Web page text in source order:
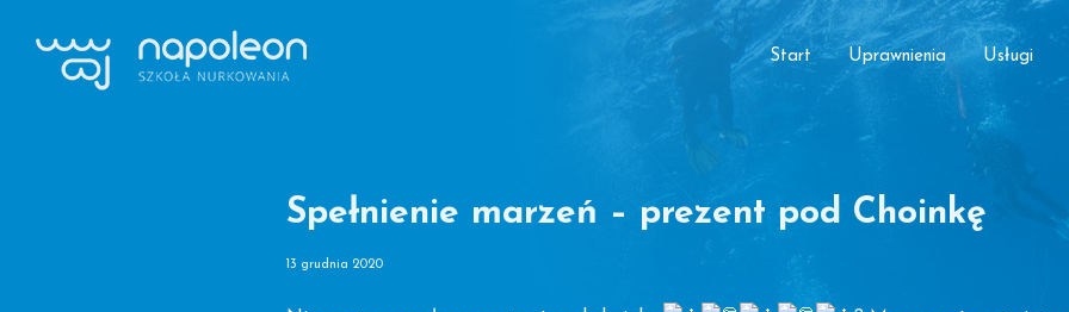
głównej
Start Uprawnienia Usługi
Spełnienie marzeń – prezent pod Choinkę
13 grudnia 2020